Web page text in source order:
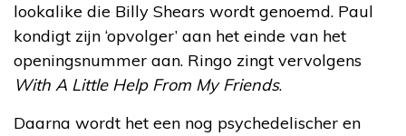
lookalike die Billy Shears wordt genoemd. Paul
kondigt zijn ‘opvolger’ aan het einde van het
openingsnummer aan. Ringo zingt vervolgens
With A Little Help From My Friends.
Daarna wordt het een nog psychedelischer en